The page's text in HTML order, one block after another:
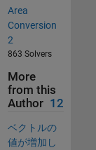
Area
Conversion
2
863 Solvers
More
from this
Author 12
ベクトルの
値が増加し